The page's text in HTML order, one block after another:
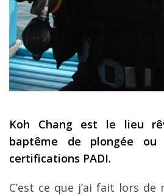
Koh Chang est le lieu
baptême de plongée ou
certifications PADI.
C’est ce que j’ai fait lors